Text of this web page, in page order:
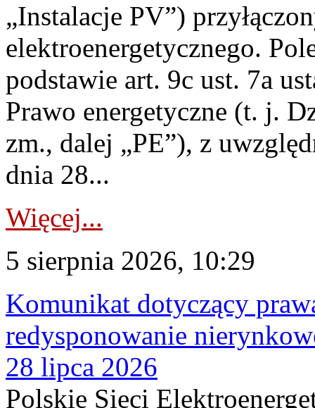
„Instalacje PV”)
elektroenergetycznego.
podstawie art. 9c ust. 7a
Prawo energetyczne (t. j.
zm., dalej „PE”), z
dnia 28...
Więcej...
5 sierpnia 2026, 10:29
Komunikat dotyczący
redysponowanie
28 lipca 2026
Polskie Sieci